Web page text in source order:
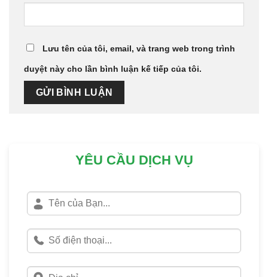
Lưu tên của tôi, email, và trang web trong trình
duyệt này cho lần bình luận kế tiếp của tôi.
YÊU CẦU DỊCH VỤ